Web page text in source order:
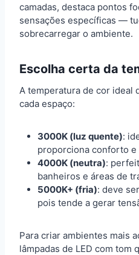
camadas, destaca pontos
sensações específicas —
sobrecarregar o ambiente.
Escolha certa da
A temperatura de cor ideal
cada espaço:
3000K (luz quente):
proporciona conforto e
4000K (neutra):
banheiros e áreas de
5000K+ (fria): deve
pois tende a gerar
Para criar ambientes mais
lâmpadas de LED com tom